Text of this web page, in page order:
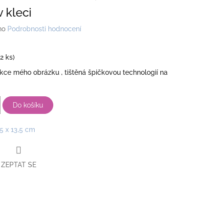
kleci
Podrobnosti hodnocení
ks)
mého obrázku , tištěná špičkovou technologií na
Do košíku
x 13,5 cm
ZEPTAT SE